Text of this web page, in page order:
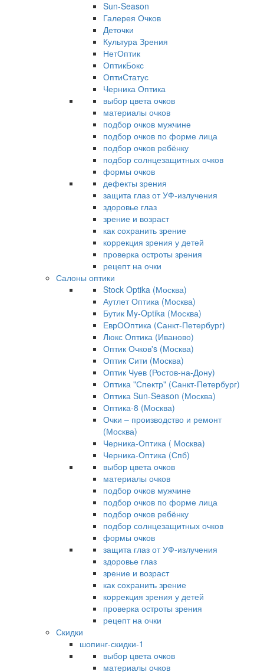
Sun-Season
Галерея Очков
Деточки
Культура Зрения
НетОптик
ОптикБокс
ОптиСтатус
Черника Оптика
выбор цвета очков
материалы очков
подбор очков мужчине
подбор очков по форме лица
подбор очков ребёнку
подбор солнцезащитных очков
формы очков
дефекты зрения
защита глаз от УФ-излучения
здоровье глаз
зрение и возраст
как сохранить зрение
коррекция зрения у детей
проверка остроты зрения
рецепт на очки
Салоны оптики
Stock Optika (Москва)
Аутлет Оптика (Москва)
Бутик My-Optika (Москва)
ЕврООптика (Санкт-Петербург)
Люкс Оптика (Иваново)
Оптик Очков's (Москва)
Оптик Сити (Москва)
Оптик Чуев (Ростов-на-Дону)
Оптика "Спектр" (Санкт-Петербург)
Оптика Sun-Season (Москва)
Оптика-8 (Москва)
Очки – производство и ремонт
(Москва)
Черника-Оптика ( Москва)
Черника-Оптика (Спб)
выбор цвета очков
материалы очков
подбор очков мужчине
подбор очков по форме лица
подбор очков ребёнку
подбор солнцезащитных очков
формы очков
защита глаз от УФ-излучения
здоровье глаз
зрение и возраст
как сохранить зрение
коррекция зрения у детей
проверка остроты зрения
рецепт на очки
Скидки
шопинг-скидки-1
выбор цвета очков
материалы очков